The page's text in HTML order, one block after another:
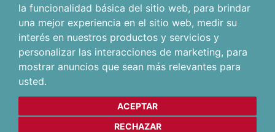
la funcionalidad básica del sitio web, para brindar
una mejor experiencia en el sitio web, medir su
interés en nuestros productos y servicios y
personalizar las interacciones de marketing, para
mostrar anuncios que sean más relevantes para
usted.
ACEPTAR
RECHAZAR